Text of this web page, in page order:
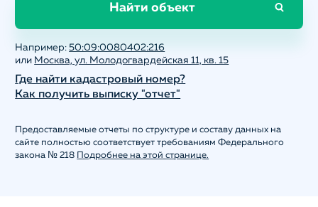
Найти объект
Например:50:09:0080402:216
или Москва, ул. Молодогвардейская 11, кв. 15
Где найти кадастровый номер?
Как получить выписку "отчет"
Предоставляемые отчеты по структуре и составу данных на
сайте полностью соответствует требованиям Федерального
закона № 218 Подробнее на этой странице.